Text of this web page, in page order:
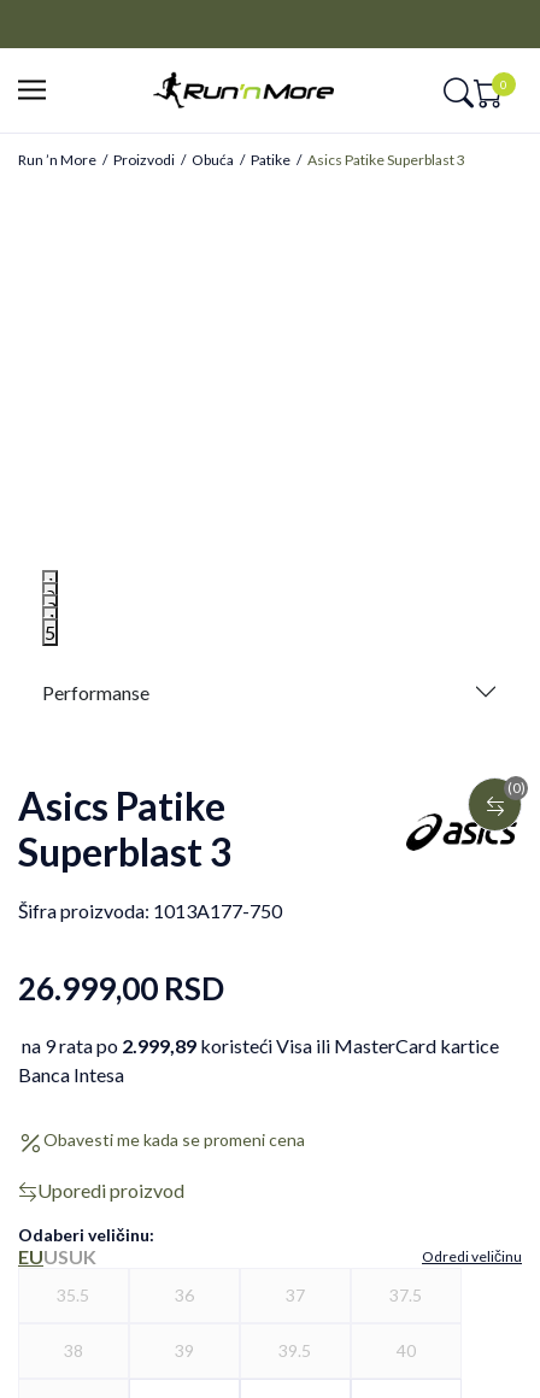
0
Run ’n More Proizvodi Obuća Patike Asics Patike Superblast 3
(0)
1
2
3
4
5
Performanse
Asics Patike
Superblast 3
Šifra proizvoda: 1013A177-750
26.999,00 RSD
na 9 rata po 2.999,89 koristeći Visa ili MasterCard kartice
Banca Intesa
Obavesti me kada se promeni cena
Uporedi proizvod
Odaberi veličinu:
EUUSUK Odredi veličinu
35.5 36 37 37.5
38 39 39.5 40